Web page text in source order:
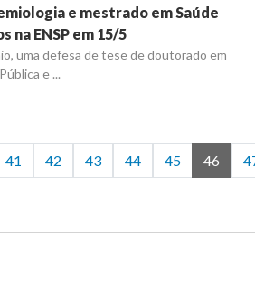
e mestrado em Saúde
na ENSP em 15/5
uma defesa de tese de doutorado em
e ...
41 42 43 44 45 46